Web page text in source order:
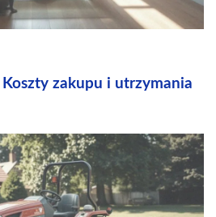
Koszty zakupu i utrzymania